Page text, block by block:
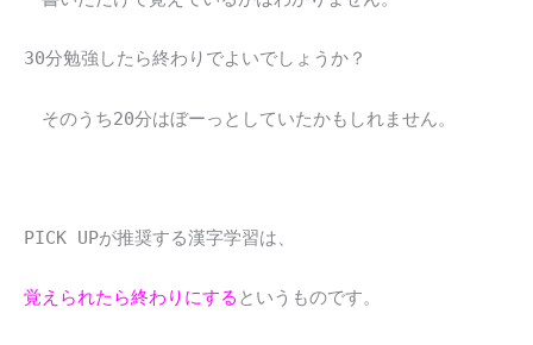
30分勉強したら終わりでよいでしょうか？
そのうち20分はぼーっとしていたかもしれません。
PICK UPが推奨する漢字学習は、
覚えられたら終わりにする というものです。